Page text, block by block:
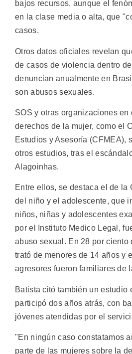
bajos recursos, aunque el
en la clase media o alta, que
casos.
Otros datos oficiales revelan
de casos de violencia dentro
denuncian anualmente en
son abusos sexuales.
SOS y otras organizaciones en
derechos de la mujer, como el
Estudios y Asesoría (CFMEA),
otros estudios, tras el
Alagoinhas.
Entre ellos, se destaca el de la
del niño y el adolescente, que
niños, niñas y adolescentes
por el Instituto Medico Legal,
abuso sexual. En 28 por ciento
trató de menores de 14 años y
agresores fueron familiares de
Batista citó también un estudio
participó dos años atrás, con
jóvenes atendidas por el
"En ningún caso constatamos
parte de las mujeres sobre la